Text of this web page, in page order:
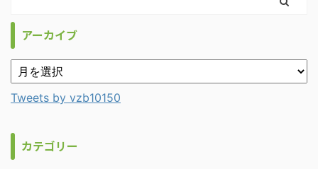
アーカイブ
Tweets by vzb10150
カテゴリー